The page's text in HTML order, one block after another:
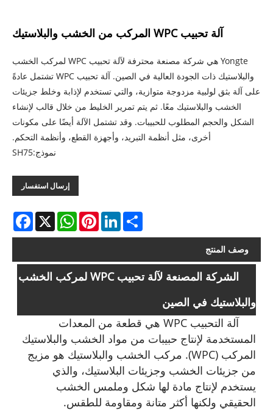
آلة تحبيب WPC المركب من الخشب والبلاستيك
Yongte هي شركة مصنعة محترفة لآلة تحبيب WPC لمركب الخشب
والبلاستيك ذات الجودة العالية في الصين. آلة تحبيب WPC تشتمل عادةً
على آلة بثق لولبية مزدوجة متوازية، والتي تستخدم لإذابة وخلط جزيئات
الخشب والبلاستيك معًا. ثم يتم تمرير الخليط من خلال قالب لإنشاء
الشكل والحجم المطلوب للحبيبات. وقد تشتمل الآلة أيضًا على مكونات
أخرى، مثل أنظمة التبريد، وأجهزة القطع، وأنظمة التحكم.
نموذج:SH75
إرسال استفسار
X
WhatsAppPinterestLinkedInShare
وصف المنتج
الشركة المصنعة لآلة تحبيب WPC لمركب الخشب
والبلاستيك في الصين
آلة التحبيب WPC هي قطعة من المعدات
المستخدمة لإنتاج حبيبات من مواد الخشب والبلاستيك
المركب (WPC). مركب الخشب والبلاستيك هو مزيج
من جزيئات الخشب وجزيئات البلاستيك، والذي
يستخدم لإنتاج مادة لها شكل وملمس الخشب
الحقيقي ولكنها أكثر متانة ومقاومة للطقس.